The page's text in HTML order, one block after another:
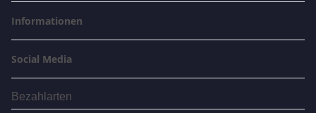
Informationen
Social Media
Bezahlarten